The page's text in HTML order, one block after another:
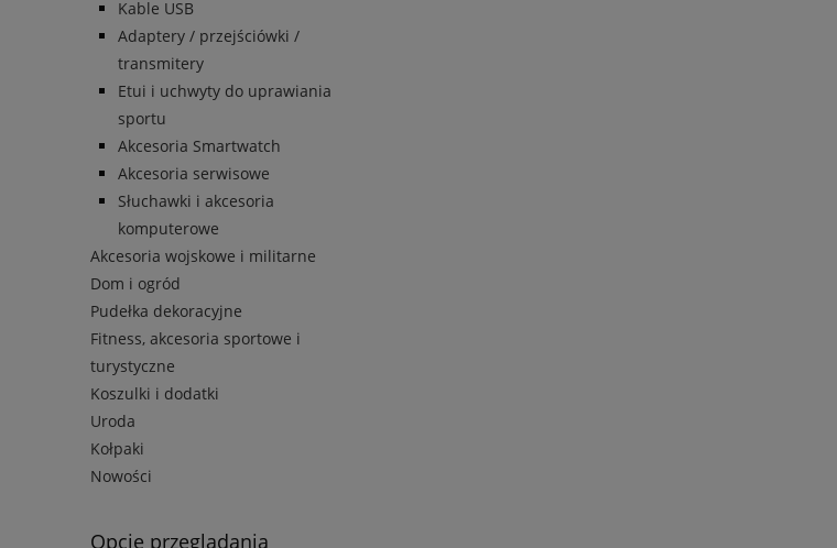
Kable USB
Adaptery / przejściówki /
transmitery
Etui i uchwyty do uprawiania
sportu
Akcesoria Smartwatch
Akcesoria serwisowe
Słuchawki i akcesoria
komputerowe
Akcesoria wojskowe i militarne
Dom i ogród
Pudełka dekoracyjne
Fitness, akcesoria sportowe i
turystyczne
Koszulki i dodatki
Uroda
Kołpaki
Nowości
Opcje przeglądania